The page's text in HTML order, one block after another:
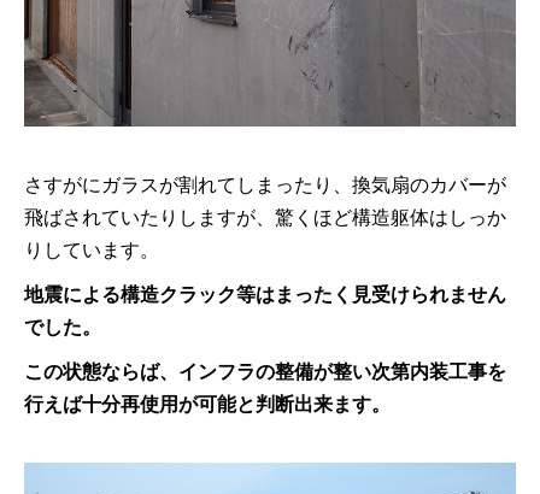
さすがにガラスが割れてしまったり、換気扇のカバーが
飛ばされていたりしますが、驚くほど構造躯体はしっか
りしています。
地震による構造クラック等はまったく見受けられません
でした。
この状態ならば、インフラの整備が整い次第内装工事を
行えば十分再使用が可能と判断出来ます。